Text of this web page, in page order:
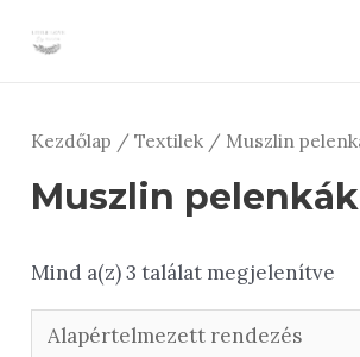
Kezdőlap /Textilek / Muszlin
Muszlin pelenkák
Mind a(z) 3 találat megjelenítve